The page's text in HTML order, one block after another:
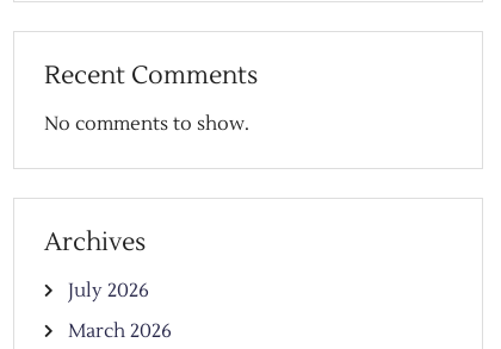
Recent Comments
No comments to show.
Archives
July 2026
March 2026